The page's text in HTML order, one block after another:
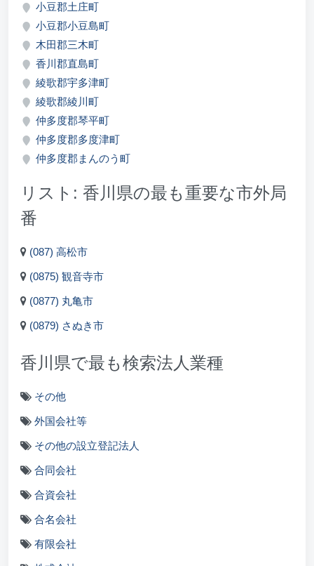
小豆郡土庄町
小豆郡小豆島町
木田郡三木町
香川郡直島町
綾歌郡宇多津町
綾歌郡綾川町
仲多度郡琴平町
仲多度郡多度津町
仲多度郡まんのう町
リスト: 香川県の最も重要な市外局
番
(087) 高松市
(0875) 観音寺市
(0877) 丸亀市
(0879) さぬき市
香川県で最も検索法人業種
その他
外国会社等
その他の設立登記法人
合同会社
合資会社
合名会社
有限会社